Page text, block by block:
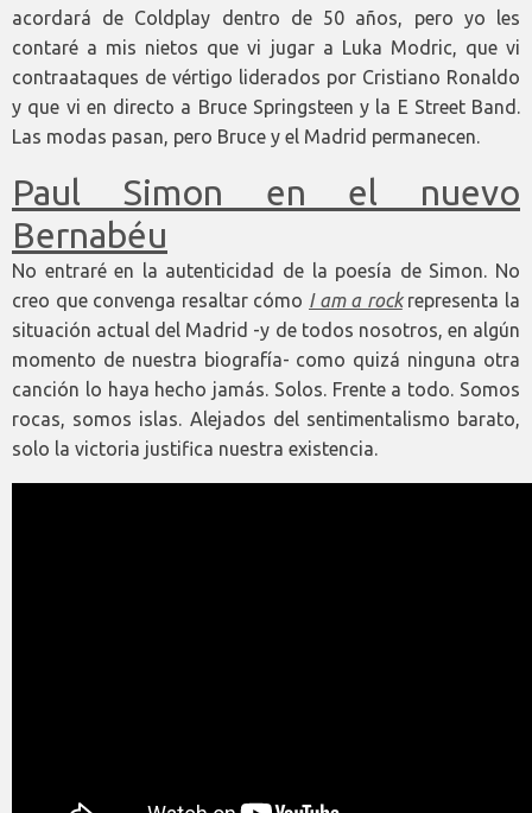
acordará de Coldplay dentro de 50 años, pero yo les
contaré a mis nietos que vi jugar a Luka Modric, que vi
contraataques de vértigo liderados por Cristiano Ronaldo
y que vi en directo a Bruce Springsteen y la E Street Band.
Las modas pasan, pero Bruce y el Madrid permanecen.
Paul Simon en el nuevo
Bernabéu
No entraré en la autenticidad de la poesía de Simon. No
creo que convenga resaltar cómo I am a rockrepresenta la
situación actual del Madrid -y de todos nosotros, en algún
momento de nuestra biografía- como quizá ninguna otra
canción lo haya hecho jamás. Solos. Frente a todo. Somos
rocas, somos islas. Alejados del sentimentalismo barato,
solo la victoria justifica nuestra existencia.